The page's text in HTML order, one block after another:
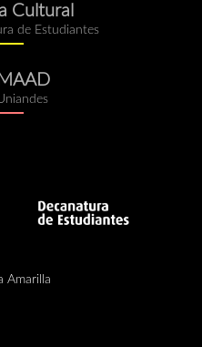
Cultural
de Estudiantes
MAAD
Amarilla